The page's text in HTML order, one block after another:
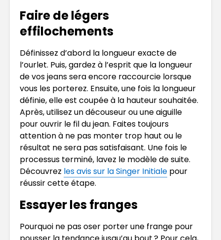
Faire de légers
effilochements
Définissez d’abord la longueur exacte de
l’ourlet. Puis, gardez à l’esprit que la longueur
de vos jeans sera encore raccourcie lorsque
vous les porterez. Ensuite, une fois la longueur
définie, elle est coupée à la hauteur souhaitée.
Après, utilisez un découseur ou une aiguille
pour ouvrir le fil du jean. Faites toujours
attention à ne pas monter trop haut ou le
résultat ne sera pas satisfaisant. Une fois le
processus terminé, lavez le modèle de suite.
Découvrez les avis sur la Singer Initiale pour
réussir cette étape.
Essayer les franges
Pourquoi ne pas oser porter une frange pour